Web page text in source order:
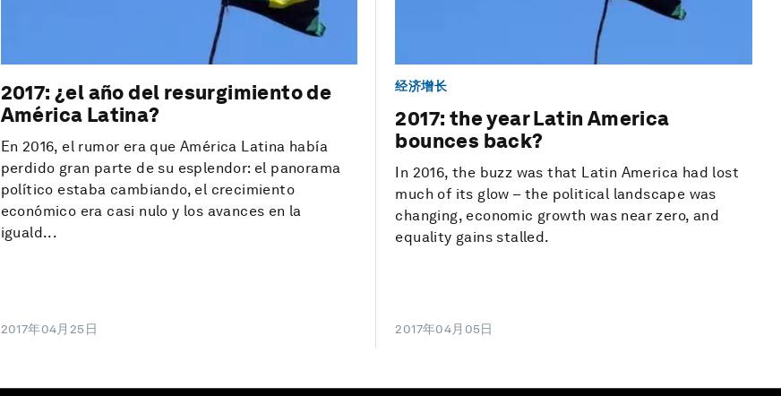
2017: ¿el año del resurgimiento de
América Latina?
En 2016, el rumor era que América Latina había
perdido gran parte de su esplendor: el panorama
político estaba cambiando, el crecimiento
económico era casi nulo y los avances en la
iguald...
2017年04月25日
经济增长
2017: the year Latin America
bounces back?
In 2016, the buzz was that Latin America had lost
much of its glow – the political landscape was
changing, economic growth was near zero, and
equality gains stalled.
2017年04月05日